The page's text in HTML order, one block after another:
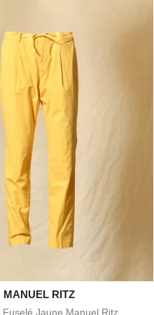
Aperçu rapide
MANUEL RITZ
Fuselé Jaune Manuel Ritz